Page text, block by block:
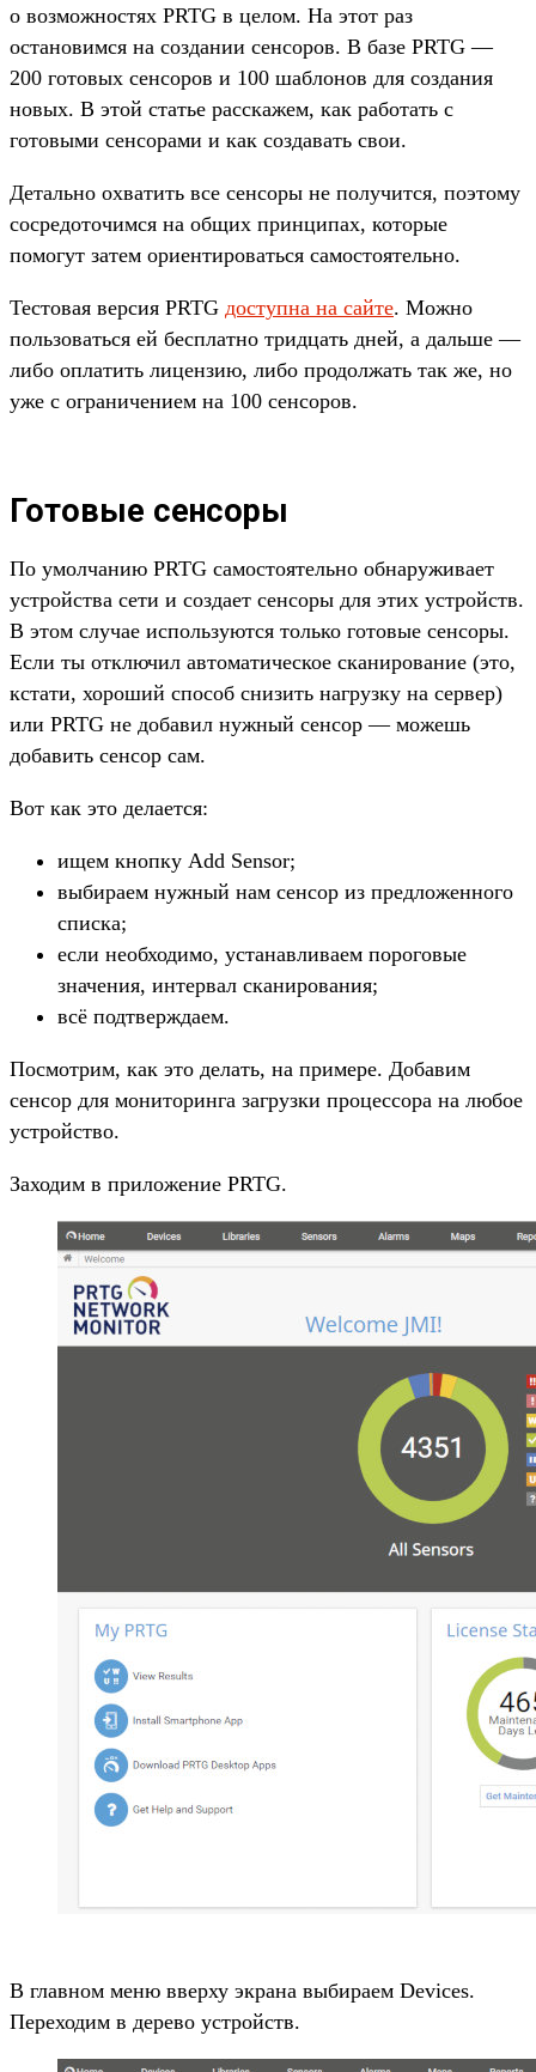
о возможностях PRTG в целом. На этот раз
остановимся на создании сенсоров. В базе PRTG —
200 готовых сенсоров и 100 шаблонов для создания
новых. В этой статье расскажем, как работать с
готовыми сенсорами и как создавать свои.
Детально охватить все сенсоры не получится, поэтому
сосредоточимся на общих принципах, которые
помогут затем ориентироваться самостоятельно.
Тестовая версия PRTG доступна на сайте. Можно
пользоваться ей бесплатно тридцать дней, а дальше —
либо оплатить лицензию, либо продолжать так же, но
уже с ограничением на 100 сенсоров.
Готовые сенсоры
По умолчанию PRTG самостоятельно обнаруживает
устройства сети и создает сенсоры для этих устройств.
В этом случае используются только готовые сенсоры.
Если ты отключил автоматическое сканирование (это,
кстати, хороший способ снизить нагрузку на сервер)
или PRTG не добавил нужный сенсор — можешь
добавить сенсор сам.
Вот как это делается:
ищем кнопку Add Sensor;
выбираем нужный нам сенсор из предложенного
списка;
если необходимо, устанавливаем пороговые
значения, интервал сканирования;
всё подтверждаем.
Посмотрим, как это делать, на примере. Добавим
сенсор для мониторинга загрузки процессора на любое
устройство.
Заходим в приложение PRTG.
В главном меню вверху экрана выбираем Devices.
Переходим в дерево устройств.